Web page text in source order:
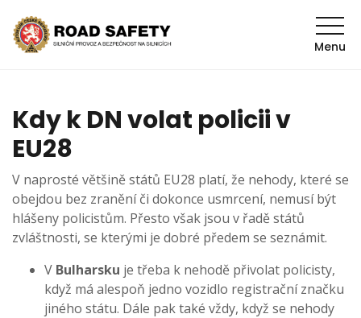
Menu
Kdy k DN volat policii v
EU28
V naprosté většině států EU28 platí, že nehody, které se
obejdou bez zranění či dokonce usmrcení, nemusí být
hlášeny policistům. Přesto však jsou v řadě států
zvláštnosti, se kterými je dobré předem se seznámit.
V Bulharsku je třeba k nehodě přivolat policisty,
když má alespoň jedno vozidlo registrační značku
jiného státu. Dále pak také vždy, když se nehody